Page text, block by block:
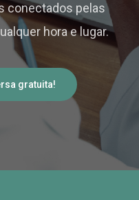
conectados pelas
hora e lugar.
gratuita!